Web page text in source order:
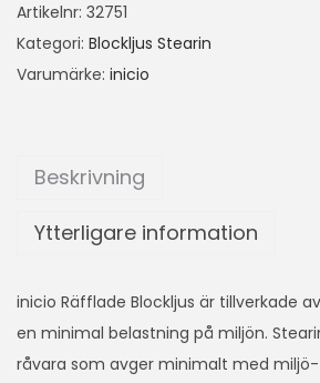
Artikelnr: 32751
Kategori: Blockljus Stearin
Varumärke: inicio
Beskrivning
Ytterligare information
inicio Räfflade Blockljus är tillverkade
en minimal belastning på miljön.
råvara som avger minimalt med